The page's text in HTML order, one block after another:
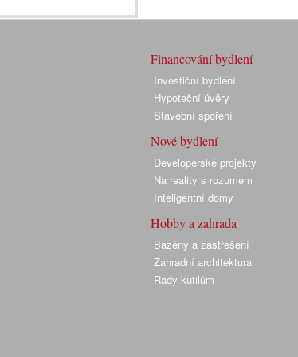
Financování bydlení
Investiční bydlení
Hypoteční úvěry
Stavební spoření
Nové bydlení
Developerské projekty
Na reality s rozumem
Inteligentní domy
Hobby a zahrada
Bazény a zastřešení
Zahradní architektura
Rady kutilům